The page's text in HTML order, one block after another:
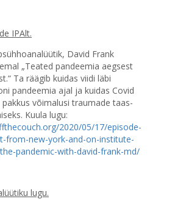
IPAlt.
David Frank
„Teated pandeemia aegsest
Ta räägib kuidas viidi läbi
pandeemia ajal ja kuidas Covid
võimalusi traumade taas-
Kuula lugu:
2020/05/17/episode-
from-new-york-and-on-institute-
pandemic-with-david-frank-md/
lugu.